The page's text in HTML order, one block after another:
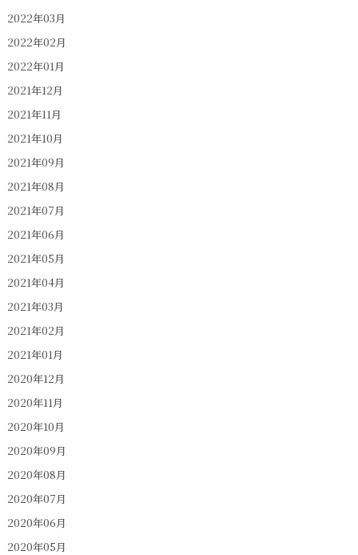
2022年03月
2022年02月
2022年01月
2021年12月
2021年11月
2021年10月
2021年09月
2021年08月
2021年07月
2021年06月
2021年05月
2021年04月
2021年03月
2021年02月
2021年01月
2020年12月
2020年11月
2020年10月
2020年09月
2020年08月
2020年07月
2020年06月
2020年05月